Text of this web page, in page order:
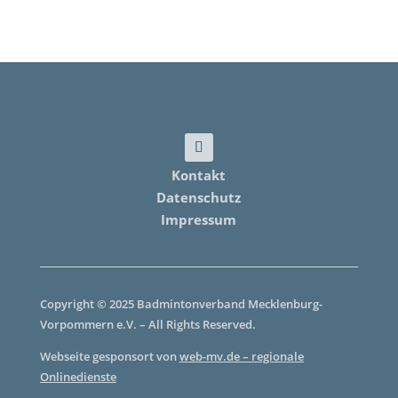
Kontakt
Datenschutz
Impressum
Copyright © 2025 Badmintonverband Mecklenburg-
Vorpommern e.V. – All Rights Reserved.
Webseite gesponsort vonweb-mv.de – regionale
Onlinedienste